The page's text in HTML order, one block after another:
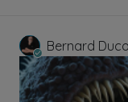
Bernard